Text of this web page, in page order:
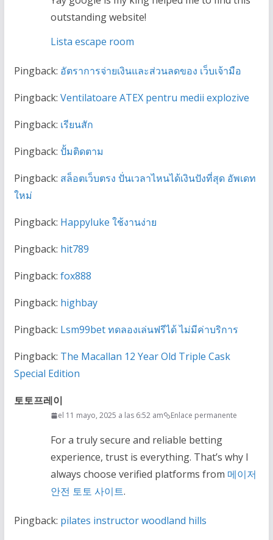
outstanding website!
Lista escape room
Pingback: อัตราการจ่ายเงินและส่วนลดของ เว็บเจ้ามือ
Pingback: Ventilatoare ATEX pentru medii explozive
Pingback: เรียนสัก
Pingback: ปั้มติดตาม
Pingback: สล็อตเว็บตรง ปั่นเวลาไหนได้เงินปังที่สุด อัพเดท
ใหม่
Pingback: Happyluke ใช้งานง่าย
Pingback: hit789
Pingback: fox888
Pingback: highbay
Pingback: Lsm99bet ทดลองเล่นฟรีได้ ไม่มีค่าบริการ
Pingback: The Macallan 12 Year Old Triple Cask
Special Edition
토토프레이
el 11 mayo, 2025 a las 6:52 am Enlace permanente
For a truly secure and reliable betting
experience, trust is everything. That’s why I
always choose verified platforms from 메이저
안전 토토 사이트.
Pingback: pilates instructor woodland hills